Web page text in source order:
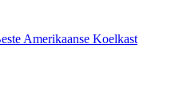
Amerikaanse Koelkast